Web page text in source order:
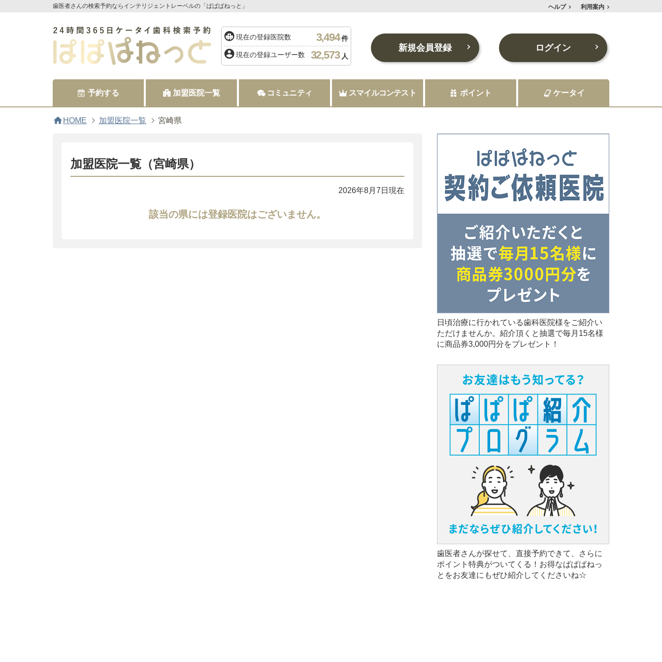
歯医者さんの検索予約ならインテリジェントレーベルの「ぱぱぱねっと」 ヘルプ 利用案内
現在の登録医院数 3,494件
現在の登録ユーザー数 32,573 人
新規会員登録 ログイン
予約する 加盟医院一覧 コミュニティ スマイルコンテスト ポイント ケータイ
home HOME 加盟医院一覧 宮崎県
加盟医院一覧（宮崎県）
2026年8月7日現在
該当の県には登録医院はございません。
日頃治療に行かれている歯科医院様をご紹介い
ただけませんか。紹介頂くと抽選で毎月15名様
に商品券3,000円分をプレゼント！
歯医者さんが探せて、直接予約できて、さらに
ポイント特典がついてくる！お得なぱぱぱねっ
とをお友達にもぜひ紹介してくださいね☆